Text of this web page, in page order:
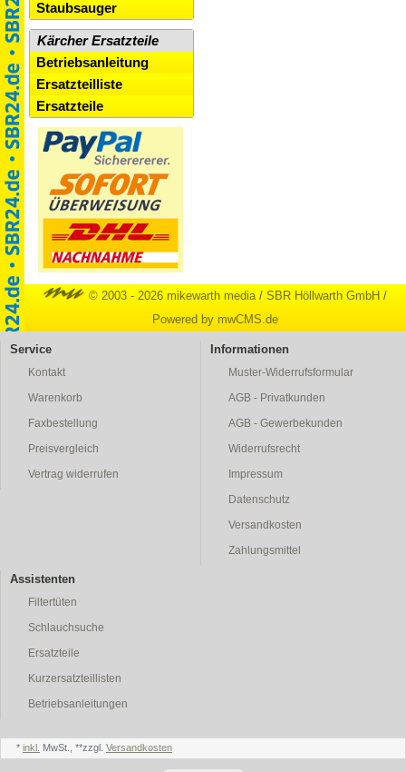
Staubsauger
Kärcher Ersatzteile
Betriebsanleitung
Ersatzteilliste
Ersatzteile
© 2003 - 2026 mikewarth media/ SBR Höllwarth GmbH /
Powered by mwCMS.de
Service
Kontakt
Warenkorb
Faxbestellung
Preisvergleich
Vertrag widerrufen
Informationen
Muster-Widerrufsformular
AGB - Privatkunden
AGB - Gewerbekunden
Widerrufsrecht
Impressum
Datenschutz
Versandkosten
Zahlungsmittel
Assistenten
Filtertüten
Schlauchsuche
Ersatzteile
Kurzersatzteillisten
Betriebsanleitungen
* inkl. MwSt., **zzgl. Versandkosten